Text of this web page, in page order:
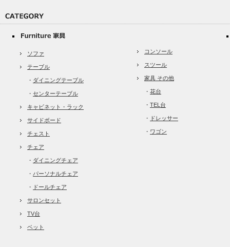
ソファ
テーブル
・ ダイニングテーブル
・ センターテーブル
キャビネット・ラック
サイドボード
チェスト
チェア
・ ダイニングチェア
・ パーソナルチェア
・ ドールチェア
サロンセット
TV台
ベット
コンソール
スツール
家具 その他
・ 花台
・ TEL台
・ ドレッサー
・ ワゴン